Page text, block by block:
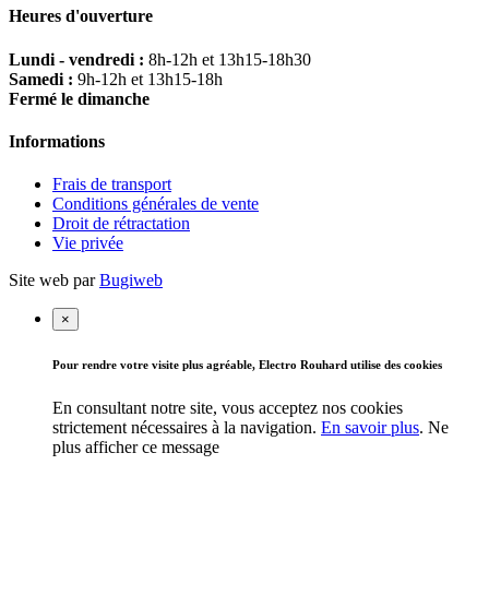
Heures d'ouverture
Lundi - vendredi : 8h-12h et 13h15-18h30
Samedi : 9h-12h et 13h15-18h
Fermé le dimanche
Informations
Frais de transport
Conditions générales de vente
Droit de rétractation
Vie privée
Site web parBugiweb
×
Pour rendre votre visite plus agréable, Electro Rouhard utilise des cookies
En consultant notre site, vous acceptez nos cookies
strictement nécessaires à la navigation. En savoir plus. Ne
plus afficher ce message